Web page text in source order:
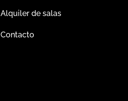
Alquiler de salas
Contacto